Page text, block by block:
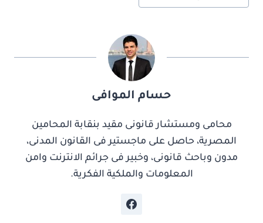
المقال:
حسام الموافى
محامى ومستشار قانونى مقيد بنقابة المحامين
المصرية، حاصل على ماجستير فى القانون المدنى،
مدون وباحث قانونى، وخبير فى جرائم الانترنت وامن
المعلومات والملكية الفكرية.